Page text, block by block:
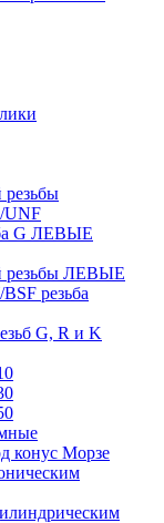
резьбы
UNF
G ЛЕВЫЕ
резьбы ЛЕВЫЕ
резьба
G, R и K
конус Морзе